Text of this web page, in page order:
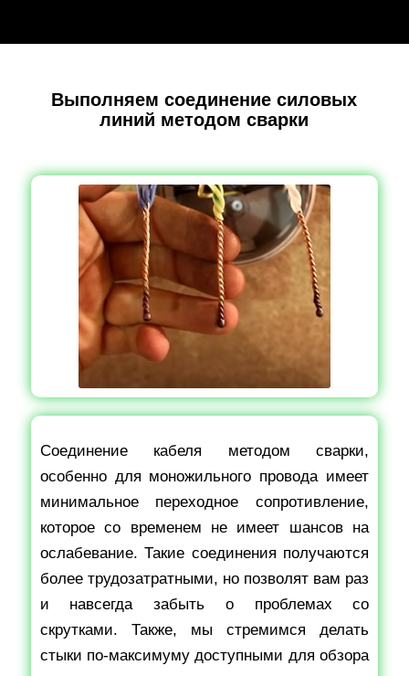
Выполняем соединение силовых
линий методом сварки
Соединение кабеля методом сварки,
особенно для моножильного провода имеет
минимальное переходное сопротивление,
которое со временем не имеет шансов на
ослабевание. Такие соединения получаются
более трудозатратными, но позволят вам раз
и навсегда забыть о проблемах со
скрутками. Также, мы стремимся делать
стыки по-максимуму доступными для обзора